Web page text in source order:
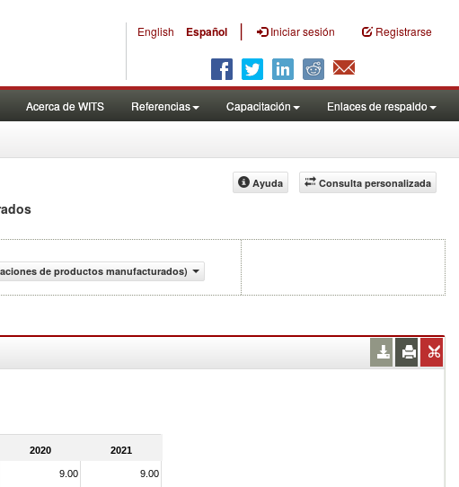
English Español | Iniciar sesión Registrarse
Acerca de WITS Referencias Capacitación Enlaces de respaldo
Consulta personalizada
Ayuda
de productos manufacturados)
2020 2021
9.00 9.00